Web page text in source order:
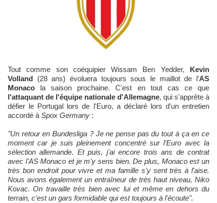
Tout comme son coéquipier Wissam Ben Yedder, Kevin
Volland (28 ans) évoluera toujours sous le maillot de l'AS
Monaco la saison prochaine. C'est en tout cas ce que
l'attaquant de l'équipe nationale d'Allemagne, qui s'apprête à
défier le Portugal lors de l'Euro, a déclaré lors d'un entretien
accordé à Spox Germany :
"Un retour en Bundesliga ? Je ne pense pas du tout à ça en ce
moment car je suis pleinement concentré sur l'Euro avec la
sélection allemande. Et puis, j'ai encore trois ans de contrat
avec l'AS Monaco et je m'y sens bien. De plus, Monaco est un
très bon endroit pour vivre et ma famille s'y sent très à l'aise.
Nous avons également un entraîneur de très haut niveau, Niko
Kovac. On travaille très bien avec lui et même en dehors du
terrain, c'est un gars formidable qui est toujours à l'écoute".